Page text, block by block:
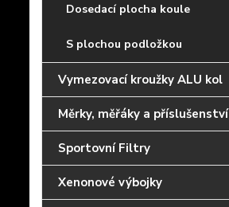
Dosedací plocha koule
S plochou podložkou
Vymezovací kroužky ALU kol
Měrky, měřáky a příslušenství
Sportovní Filtry
Xenonové výbojky